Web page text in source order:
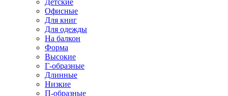
Детские
Офисные
Для книг
Для одежды
На балкон
Форма
Высокие
Г-образные
Длинные
Низкие
П-образные